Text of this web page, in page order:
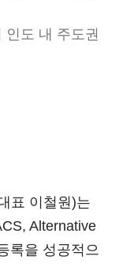
인도 내 주도권
표 이철원)는
Alternative
록을 성공적으